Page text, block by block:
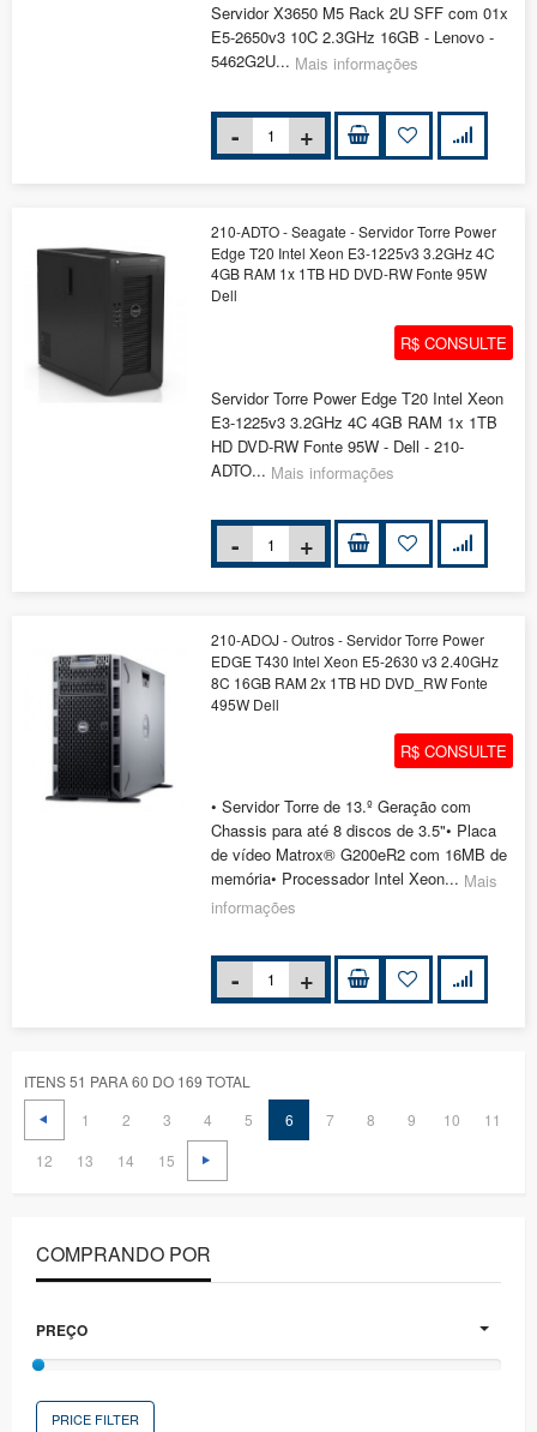
Servidor X3650 M5 Rack 2U SFF com 01x
E5-2650v3 10C 2.3GHz 16GB - Lenovo -
5462G2U... Mais informações
210-ADTO - Seagate - Servidor Torre Power
Edge T20 Intel Xeon E3-1225v3 3.2GHz 4C
4GB RAM 1x 1TB HD DVD-RW Fonte 95W
Dell
R$ CONSULTE
Servidor Torre Power Edge T20 Intel Xeon
E3-1225v3 3.2GHz 4C 4GB RAM 1x 1TB
HD DVD-RW Fonte 95W - Dell - 210-
ADTO... Mais informações
210-ADOJ - Outros - Servidor Torre Power
EDGE T430 Intel Xeon E5-2630 v3 2.40GHz
8C 16GB RAM 2x 1TB HD DVD_RW Fonte
495W Dell
R$ CONSULTE
• Servidor Torre de 13.º Geração com
Chassis para até 8 discos de 3.5"• Placa
de vídeo Matrox® G200eR2 com 16MB de
memória• Processador Intel Xeon... Mais
informações
ITENS 51 PARA 60 DO 169 TOTAL
1
2 3 4 5 6 7 8 9 10
11
12
13 14 15
COMPRANDO POR
PREÇO
PRICE FILTER